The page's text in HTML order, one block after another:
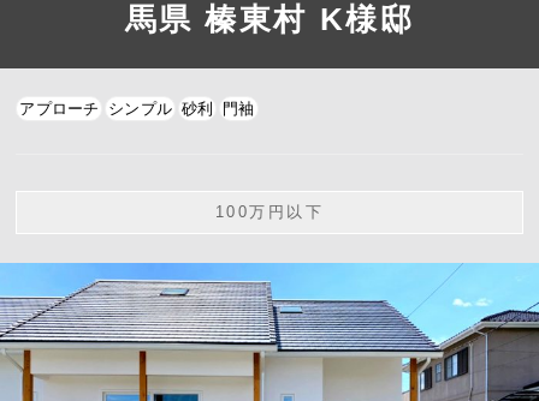
馬県 榛東村 K様邸
アプローチ シンプル 砂利 門袖
100万円以下